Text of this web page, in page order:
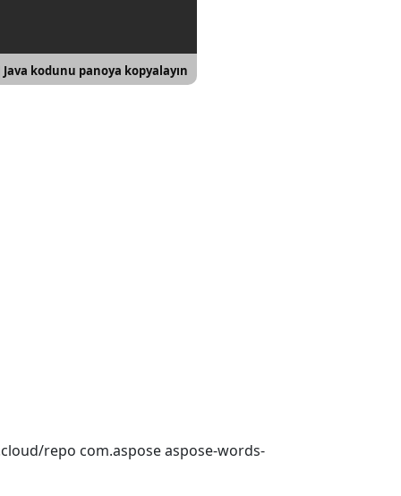
Java kodunu panoya kopyalayın
repo com.asposeaspose-words-